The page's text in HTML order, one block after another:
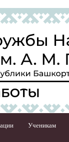
Ученикам